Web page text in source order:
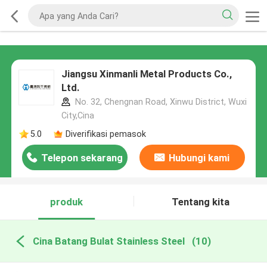
Jiangsu Xinmanli Metal Products Co.,
Ltd.
No. 32, Chengnan Road, Xinwu District, Wuxi
City,Cina
5.0
Diverifikasi pemasok
Telepon sekarang Hubungi kami
produk Tentang kita
Cina Batang Bulat Stainless Steel (10)